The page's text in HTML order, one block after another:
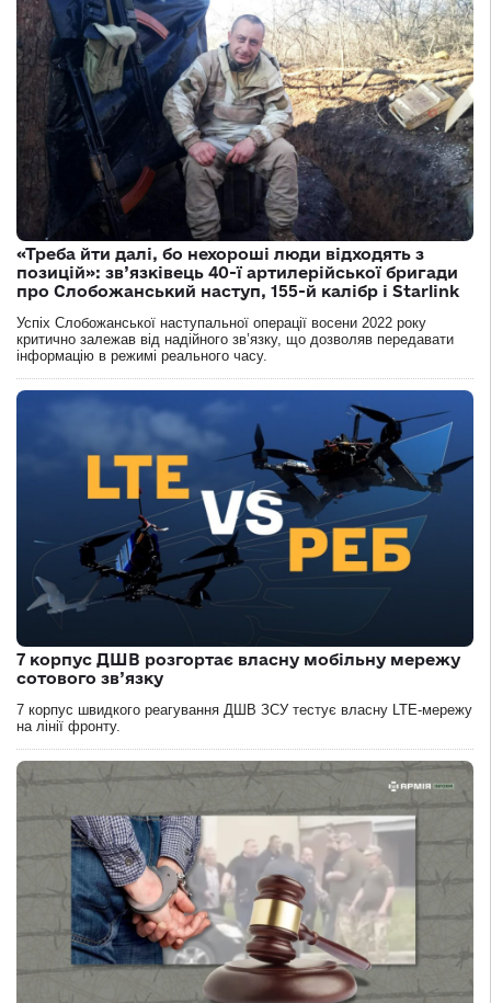
«Треба йти далі, бо нехороші люди відходять з
позицій»: зв’язківець 40-ї артилерійської бригади
про Слобожанський наступ, 155-й калібр і Starlink
Успіх Слобожанської наступальної операції восени 2022 року
критично залежав від надійного зв’язку, що дозволяв передавати
інформацію в режимі реального часу.
7 корпус ДШВ розгортає власну мобільну мережу
сотового зв’язку
7 корпус швидкого реагування ДШВ ЗСУ тестує власну LTE-мережу
на лінії фронту.